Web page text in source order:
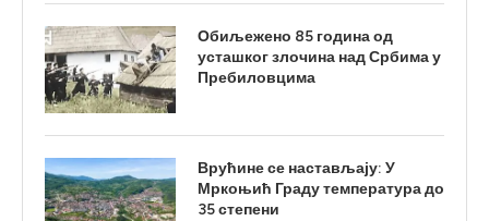
Обиљежено 85 година од
усташког злочина над Србима у
Пребиловцима
Врућине се настављају: У
Мркоњић Граду температура до
35 степени